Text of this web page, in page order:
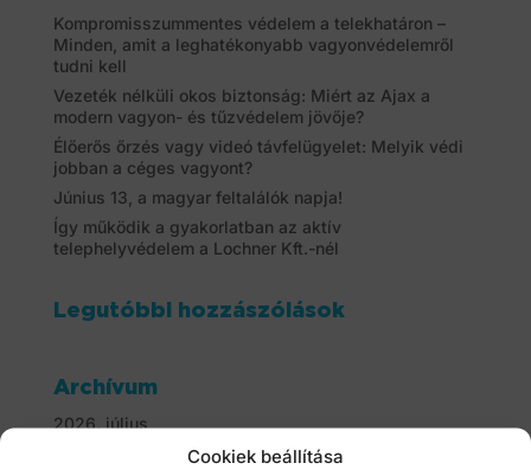
Cookiek beállítása
Kompromisszummentes védelem a telekhatáron –
Minden, amit a leghatékonyabb vagyonvédelemről
tudni kell
Vezeték nélküli okos biztonság: Miért az Ajax a
modern vagyon- és tűzvédelem jövője?
Élőerős őrzés vagy videó távfelügyelet: Melyik védi
jobban a céges vagyont?
Június 13, a magyar feltalálók napja!
Így működik a gyakorlatban az aktív
telephelyvédelem a Lochner Kft.-nél
Legutóbbi hozzászólások
Archívum
2026. július